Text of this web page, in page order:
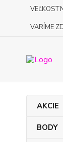
VARÍME
AKCIE
BODY